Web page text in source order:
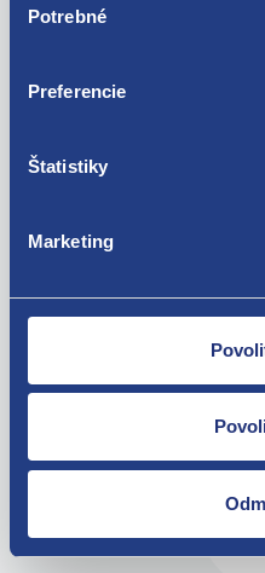
súhlasu
Potrebné
Preferencie
Štatistiky
Marketing
zakúpenia. Alebo